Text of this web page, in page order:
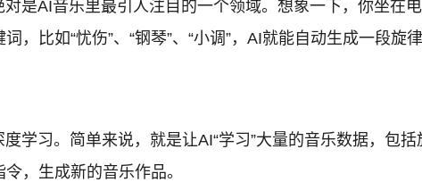
是AI音乐里最引人注目的一个领域。想象一下，你坐在
，比如“忧伤”、“钢琴”、“小调”，AI就能自动生成一段旋
学习。简单来说，就是让AI“学习”大量的音乐数据，包
，生成新的音乐作品。